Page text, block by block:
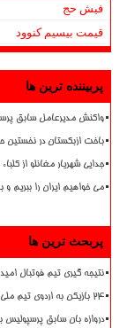
فیش حج
قیمت بیسیم کنوود
پربیننده ترین ها
واکنش مدیرعامل سابق
باخت ازبکستان در نخستین
جدایی شهریار مغانلو از کلباء
می خواهیم ایران را ببریم
پربحث ترین ها
نتیجه گیری تیم فوتبال
۲۴ بازیکن به اردوی تیم ملی فوتسال زنان دعوت شدند
دروازه بان سابق